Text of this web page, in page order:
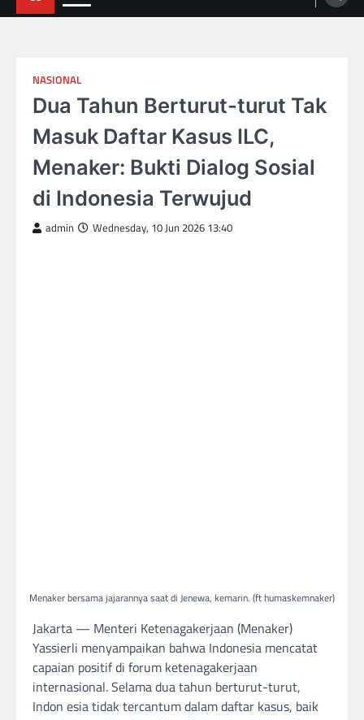
NASIONAL
Dua Tahun Berturut-turut Tak
Masuk Daftar Kasus ILC,
Menaker: Bukti Dialog Sosial
di Indonesia Terwujud
admin Wednesday, 10 Jun 2026 13:40
Menaker bersama jajarannya saat di Jenewa, kemarin. (ft humaskemnaker)
Jakarta — Menteri Ketenagakerjaan (Menaker)
Yassierli menyampaikan bahwa Indonesia mencatat
capaian positif di forum ketenagakerjaan
internasional. Selama dua tahun berturut-turut,
Indon esia tidak tercantum dalam daftar kasus, baik